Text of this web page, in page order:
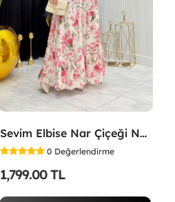
Sevim Elbise Nar Çiçeği Nar Çiçeği
0 Değerlendirme
1,799.00 TL